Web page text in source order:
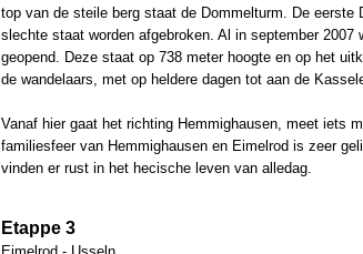
top van de steile berg staat de Dommelturm. De
slechte staat worden afgebroken. Al in september
geopend. Deze staat op 738 meter hoogte en op het
de wandelaars, met op heldere dagen tot aan de
Vanaf hier gaat het richting Hemmighausen, meet iets
familiesfeer van Hemmighausen en Eimelrod is zeer
vinden er rust in het hecische leven van alledag.
Etappe 3